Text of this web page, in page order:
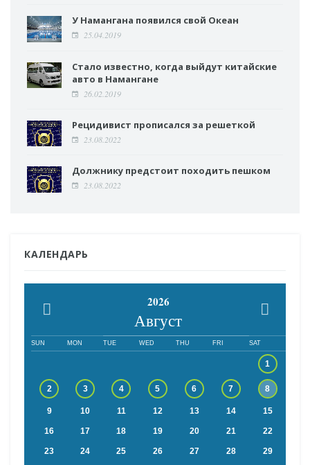
У Намангана появился свой Океан
25.04.2019
Стало известно, когда выйдут китайские
авто в Намангане
26.02.2019
Рецидивист прописался за решеткой
23.08.2022
Должнику предстоит походить пешком
23.08.2022
КАЛЕНДАРЬ
2026
Август
SUN MON TUE WED THU FRI SAT
1
2 3 4 5 6 7 8
9 10 11 12 13 14 15
16 17 18 19 20 21 22
23 24 25 26 27 28 29